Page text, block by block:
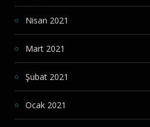
Nisan 2021
Mart 2021
Şubat 2021
Ocak 2021